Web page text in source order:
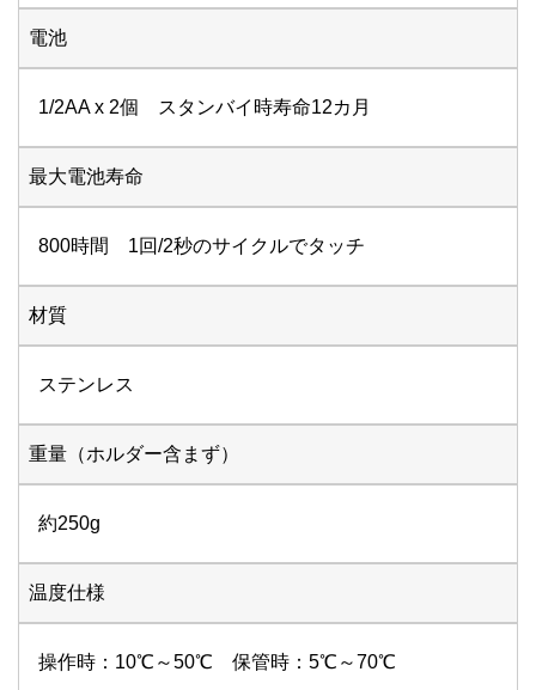
電池
1/2AA x 2個 スタンバイ時寿命12カ月
最大電池寿命
800時間 1回/2秒のサイクルでタッチ
材質
ステンレス
重量（ホルダー含まず）
約250g
温度仕様
操作時：10℃～50℃ 保管時：5℃～70℃